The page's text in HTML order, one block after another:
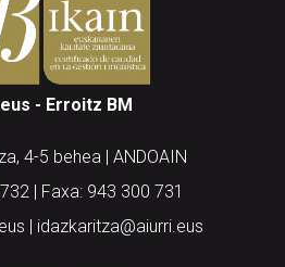
- Erroitz BM
4-5 behea | ANDOAIN
| Faxa: 943 300 731
| idazkaritza@aiurri.eus